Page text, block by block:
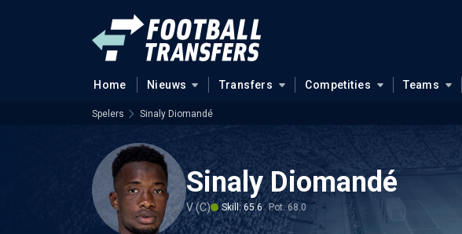
Home Nieuws Transfers Competities Teams
Spelers Sinaly Diomandé
Sinaly Diomandé
V (C) Skill: 65.6 Pot: 68.0